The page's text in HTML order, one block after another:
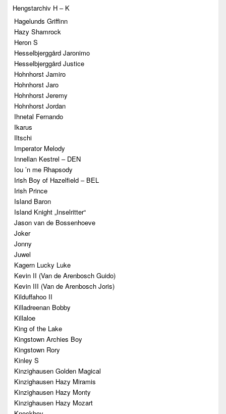
Hengstarchiv H – K
Hagelunds Griffinn
Hazy Shamrock
Heron S
Hesselbjerggård Jaronimo
Hesselbjerggård Justice
Hohnhorst Jamiro
Hohnhorst Jaro
Hohnhorst Jeremy
Hohnhorst Jordan
Ihnetal Fernando
Ikarus
Iltschi
Imperator Melody
Innellan Kestrel – DEN
Iou ’n me Rhapsody
Irish Boy of Hazelfield – BEL
Irish Prince
Island Baron
Island Knight „Inselritter“
Jason van de Bossenhoeve
Joker
Jonny
Juwel
Kagern Lucky Luke
Kevin II (Van de Arenbosch Guido)
Kevin III (Van de Arenbosch Joris)
Kilduffahoo II
Killadreenan Bobby
Killaloe
King of the Lake
Kingstown Archies Boy
Kingstown Rory
Kinley S
Kinzighausen Golden Magical
Kinzighausen Hazy Miramis
Kinzighausen Hazy Monty
Kinzighausen Hazy Mozart